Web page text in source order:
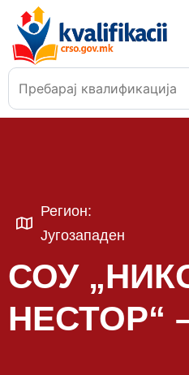
Регион:
Југозападен
СОУ
НЕСТОР“